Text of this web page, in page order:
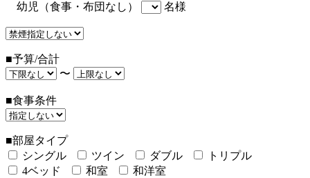
幼児（食事・布団なし）
名様
■予算/合計
〜
■食事条件
■部屋タイプ
シングル
ツイン ダブル
トリプル
4ベッド
和室 和洋室